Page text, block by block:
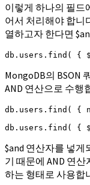
이렇게 하나의 필드
어서 처리해야 합니
열하고자 한다면
db.users.find( {
MongoDB의 BSON
AND 연산으로 수행
db.users.find( {
db.users.find( {
$and 연산자를 넣게
기 때문에 AND 연
하는 형태로 사용합